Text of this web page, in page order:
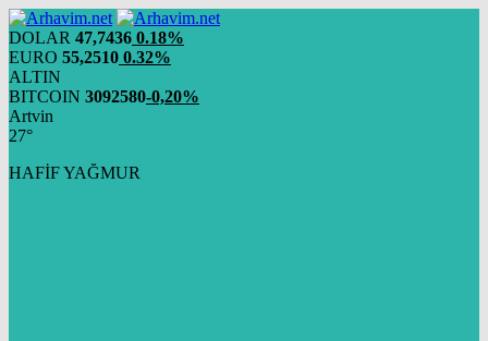
DOLAR 47,7436 0.18%
EURO 55,2510 0.32%
ALTIN
BITCOIN 3092580-0,20%
Artvin
27°
HAFİF YAĞMUR